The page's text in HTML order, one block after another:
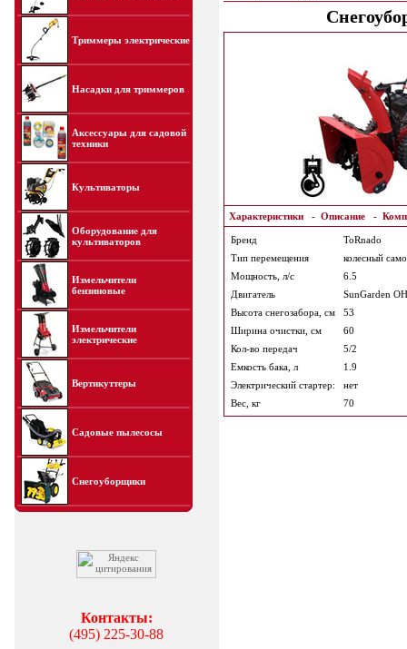
Триммеры электрические
Насадки для триммеров
Аксессуары для садовой
техники
Культиваторы
Оборудование для
культиваторов
Измельчители
бензиновые
Измельчители
электрические
Вертикуттеры
Садовые пылесосы
Снегоуборщики
Контакты:
(495) 225-30-88
Характеристики- Описание-
Бренд
ToRnado
Тип перемещения
колесный
Мощность, л/с
6.5
Двигатель
SunGarden
Высота снегозабора, см
53
Ширина очистки, см
60
Кол-во передач
5/2
Емкость бака, л
1.9
Электрический стартер:
нет
Вес, кг
70